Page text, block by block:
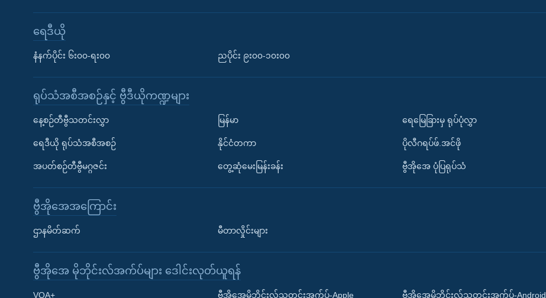
Learning English
ရေဒီယို
နံနက်ပိုင်း ၆း၀၀-ရး၀၀ ညပိုင်း ၉း၀၀-၁၀း၀၀
ရုပ်သံအစီအစဉ်နှင့် ဗွီဒီယိုကဏ္ဍများ
နေ့စဉ်တီဗွီသတင်းလွှာ
ရေဒီယို ရုပ်သံအစီအစဉ်
အပတ်စဉ်တီဗွီမဂ္ဂဇင်း
မြန်မာ
နိုင်ငံတကာ
တွေ့ဆုံမေးမြန်းခန်း
ရေမြေခြားမှ ရုပ်ပုံလွှာ
ပိုလီဂရပ်ဖ်.အင်ဖို
ဗွီအိုအေ ပုံပြရုပ်သံ
ဗွီအိုအေအကြောင်း
ဌာနမိတ်ဆက် မီတာလှိုင်းများ
ဗွီအိုအေ မိုဘိုင်းလ်အက်ပ်များ ဒေါင်းလုတ်ယူရန်
VOA+ ဗွီအိုအေမိုဘိုင်းလ်သတင်းအက်ပ်-Apple ဗွီအိုအေမိုဘိုင်းလ်သတင်းအက်ပ်-Android